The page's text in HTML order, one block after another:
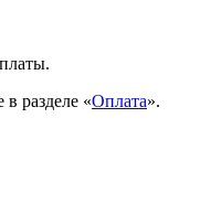
разделе «Оплата».